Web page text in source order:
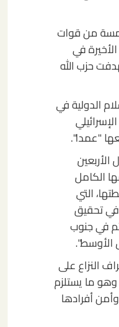
من قوات
في
حزب الله
الدولية في
"عمدا".
الأربعين
الكامل
التي
في تحقيق
في جنوب
الأوسط".
النزاع على
وهو ما يستلزم
أفرادها